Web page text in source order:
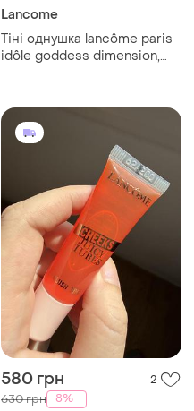
Lancome
Тіні однушка lancôme paris
idôle goddess dimension,
580 грн 2
630 грн -8%